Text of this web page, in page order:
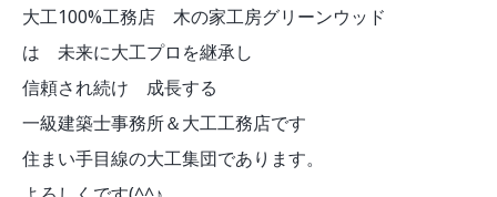
大工100%工務店 木の家工房グリーンウッド
は 未来に大工プロを継承し
信頼され続け 成長する
一級建築士事務所＆大工工務店です
住まい手目線の大工集団であります。